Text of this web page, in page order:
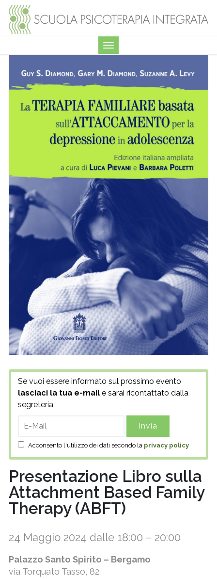
Se vuoi essere informato sul prossimo evento
lasciaci la tua e-maile sarai ricontattato dalla
segreteria
E-
Acconsento l'utilizzo dei dati secondo la privacy policy
Presentazione Libro sulla
Attachment Based Family
Therapy (ABFT)
24 Maggio 2024 dalle 18:00 – 20:00
Palazzo Santo Spirito – Bergamo
via Torquato Tasso, 82